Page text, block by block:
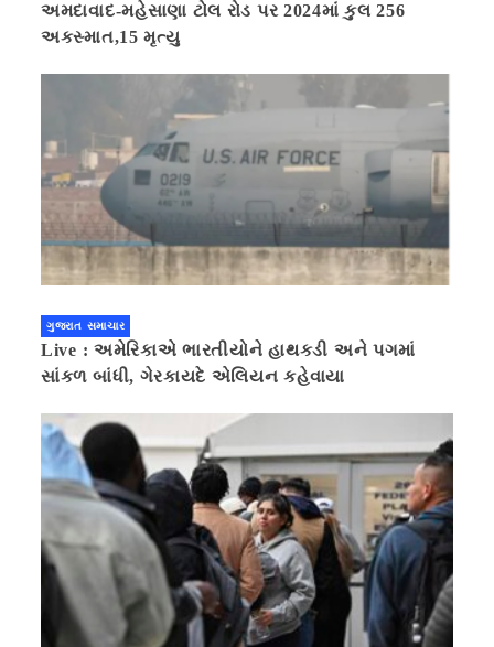
અમદાવાદ-મહેસાણા ટોલ રોડ પર 2024માં કુલ 256
અકસ્માત,15 મૃત્યુ
ગુજરાત સમાચાર
Live : અમેરિકાએ ભારતીયોને હાથકડી અને પગમાં
સાંકળ બાંધી, ગેરકાયદે એલિયન કહેવાયા